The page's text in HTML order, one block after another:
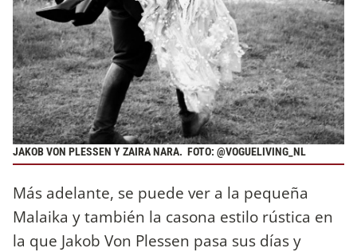
JAKOB VON PLESSEN Y ZAIRA NARA. FOTO: @VOGUELIVING_NL
Más adelante, se puede ver a la pequeña
Malaika y también la casona estilo rústica en
la que Jakob Von Plessen pasa sus días y